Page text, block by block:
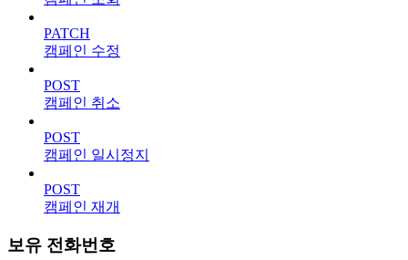
PATCH
캠페인 수정
POST
캠페인 취소
POST
캠페인 일시정지
POST
캠페인 재개
보유 전화번호